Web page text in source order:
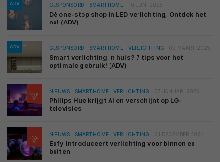
ADV GESPONSORD SMARTHOME 10 JUNI 2025
Dé one-stop shop in LED verlichting, Ontdek het
nu! (ADV)
ADV GESPONSORD SMARTHOME VERLICHTING 02 MAART 2025
Smart verlichting in huis? 7 tips voor het
optimale gebruik! (ADV)
NIEUWS SMARTHOME VERLICHTING 07 JANUARI 2025
Philips Hue krijgt AI en verschijnt op LG-
televisies
NIEUWS SMARTHOME VERLICHTING 21 DECEMBER 2024
Eufy introduceert verlichting voor binnen en
buiten